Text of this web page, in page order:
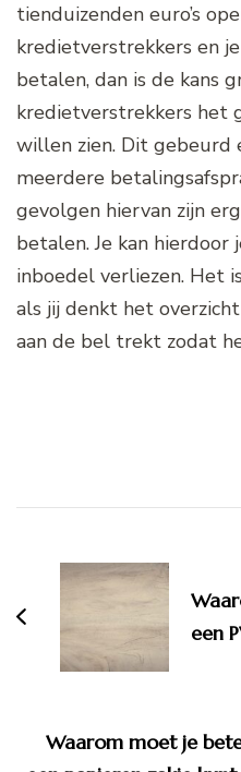
tienduizenden euro’s
kredietverstrekkers en
betalen, dan is de kans
kredietverstrekkers het
willen zien. Dit gebeurd
meerdere
gevolgen hiervan zijn
betalen. Je kan hierdoor
inboedel verliezen. Het
als jij denkt het
aan de bel trekt zodat
navigatie
een
Waarom moet je